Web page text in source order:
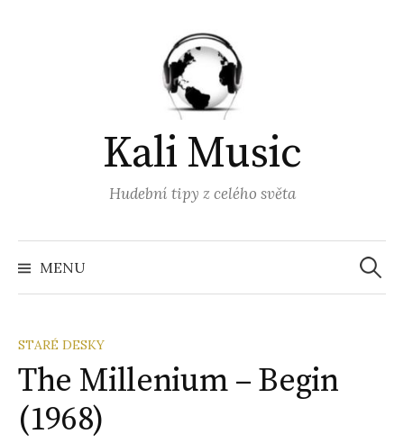
Kali Music
Hudební tipy z celého světa
MENU
STARÉ DESKY
The Millenium – Begin
(1968)